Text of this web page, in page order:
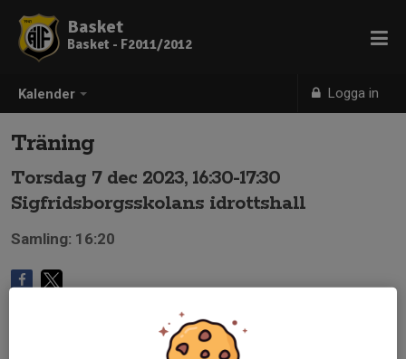
Kalender Logga in
Basket
Basket - F2011/2012
Träning
Torsdag 7 dec 2023, 16:30-17:30
Sigfridsborgsskolans idrottshall
Samling: 16:20